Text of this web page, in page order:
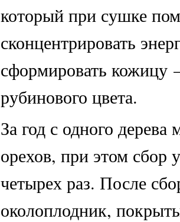
который при сушке
сконцентрировать
сформировать кожицу
рубинового цвета.
За год с одного
орехов, при этом сбор
четырех раз. После
околоплодник,